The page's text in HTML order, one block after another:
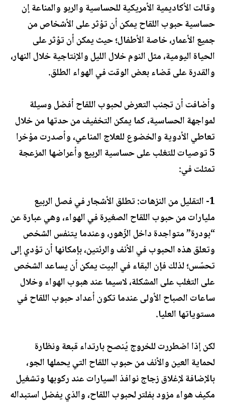
وقالت الأكاديمية الأمريكية للحساسية والربو والمناعة إن
حساسية حبوب اللقاح يمكن أن تؤثر على الأشخاص من
جميع الأعمار، خاصة الأطفال؛ حيث يمكن أن تؤثر على
الحياة اليومية، مثل النوم خلال الليل والإنتاجية خلال النهار،
والقدرة على قضاء بعض الوقت في الهواء الطلق.
وأضافت أن تجنب التعرض لحبوب اللقاح أفضل وسيلة
لمواجهة الحساسية، كما يمكن التخفيف من حدتها من خلال
تعاطي الأدوية والخضوع للعلاج المناعي، وأصدرت مؤخرا
5 توصيات للتغلب على حساسية الربيع وأعراضها المزعجة
تمثلت في:
1- التقليل من النزهات: تطلق الأشجار في فصل الربيع
مليارات من حبوب اللقاح الصغيرة في الهواء، وهي عبارة عن
“بودرة” متواجدة داخل الزّهور، وعندما يتنفس الشخص
وتعلق هذه الحبوب في الأنف والرئتين، بإمكانها أن تؤدي إلى
تحسّس؛ لذلك فإن البقاء في البيت يمكن أن يساعد الشخص
على التغلب على المشكلة، لاسيما عند هبوب الهواء وخلال
ساعات الصباح الأولى عندما تكون أعداد حبوب اللقاح في
مستوياتها العليا.
لكن إذا اضطررت للخروج يُنصح بارتداء قبعة ونظارة
لحماية العين والأنف من حبوب اللقاح التي يحملها الجو،
بالإضافة لإغلاق زجاج نوافذ السيارات عند ركوبها وتشغيل
مكيف هواء مزود بفلتر لحبوب اللقاح، والذي يفضل استبداله